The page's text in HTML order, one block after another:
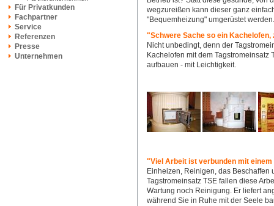
Für Privatkunden
Fachpartner
Service
Referenzen
Presse
Unternehmen
wegzureißen kann dieser ganz
"Bequemheizung" umgerüstet werden.
"Schwere Sache so ein
Nicht unbedingt, denn der
Kachelofen mit dem
aufbauen - mit Leichtigkeit.
"Viel Arbeit ist verbunden mit
Einheizen, Reinigen, das Beschaffen
Tagstromeinsatz TSE fallen diese
Wartung noch Reinigung. Er liefert
während Sie in Ruhe mit der Seele